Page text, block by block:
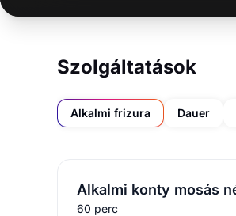
Szolgáltatások
Alkalmi frizura Dauer
Alkalmi konty mosás
60 perc